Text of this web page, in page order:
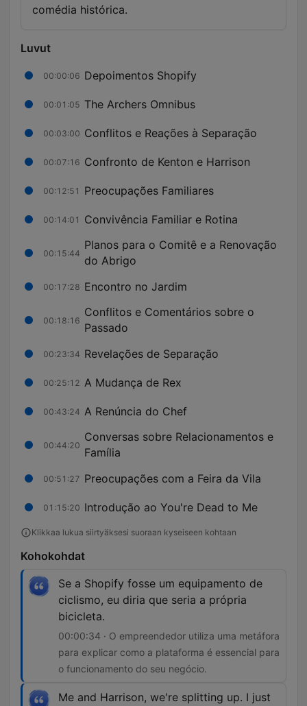
comédia histórica.
Luvut
00:00:06 Depoimentos Shopify
00:01:05 The Archers Omnibus
00:03:00 Conflitos e Reações à Separação
00:07:16 Confronto de Kenton e Harrison
00:12:51 Preocupações Familiares
00:14:01 Convivência Familiar e Rotina
00:15:44
Planos para o Comitê e a Renovação
do Abrigo
00:17:28 Encontro no Jardim
00:18:16
Conflitos e Comentários sobre o
Passado
00:23:34 Revelações de Separação
00:25:12 A Mudança de Rex
00:43:24 A Renúncia do Chef
00:44:20
Conversas sobre Relacionamentos e
Família
00:51:27 Preocupações com a Feira da Vila
01:15:20 Introdução ao You're Dead to Me
Klikkaa lukua siirtyäksesi suoraan kyseiseen kohtaan
Kohokohdat
Se a Shopify fosse um equipamento de
ciclismo, eu diria que seria a própria
bicicleta.
00:00:34 · O empreendedor utiliza uma metáfora
para explicar como a plataforma é essencial para
o funcionamento do seu negócio.
Me and Harrison, we're splitting up. I just